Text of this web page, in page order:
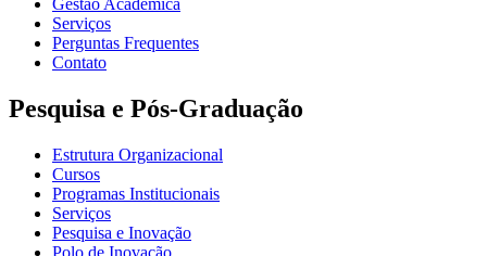
Serviços
Perguntas Frequentes
Contato
Pesquisa e Pós-Graduação
Estrutura Organizacional
Cursos
Programas Institucionais
Serviços
Pesquisa e Inovação
Polo de Inovação